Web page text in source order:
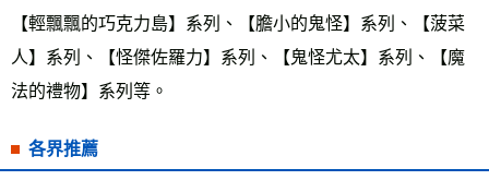
【輕飄飄的巧克力島】系列、【膽小的鬼怪】系列、【菠菜
人】系列、【怪傑佐羅力】系列、【鬼怪尤太】系列、【魔
法的禮物】系列等。
各界推薦